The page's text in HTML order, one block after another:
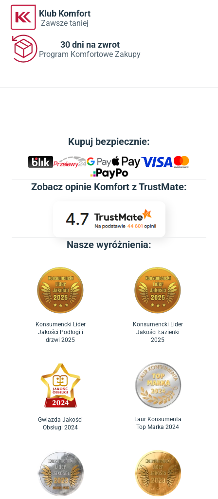
Klub Komfort
Zawsze taniej
30 dni na zwrot
Program Komfortowe Zakupy
Kupuj bezpiecznie:
Zobacz opinie Komfort z TrustMate:
Nasze wyróżnienia:
Konsumencki Lider
Jakości Podłogi i
drzwi 2025
Konsumencki Lider
Jakości Łazienki
2025
Gwiazda Jakości
Obsługi 2024
Laur Konsumenta
Top Marka 2024